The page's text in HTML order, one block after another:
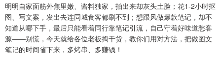
明明自家面筋外焦里嫩、酱料独家，拍出来却灰头土脸；花1-2小时抠
图、写文案，发出去连同城食客都刷不到；想跟风做爆款笔记，却不
知道从哪下手，最后只能看着同行靠笔记引流，自己守着好味道愁客
源——别慌，今天就给各位老板掏干货，教你们用对方法，把做图文
笔记的时间省下来，多烤串、多赚钱！